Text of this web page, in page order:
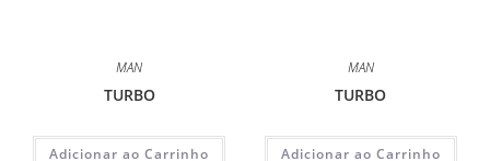
MAN
TURBO
Adicionar ao Carrinho
MAN
TURBO
Adicionar ao Carrinho